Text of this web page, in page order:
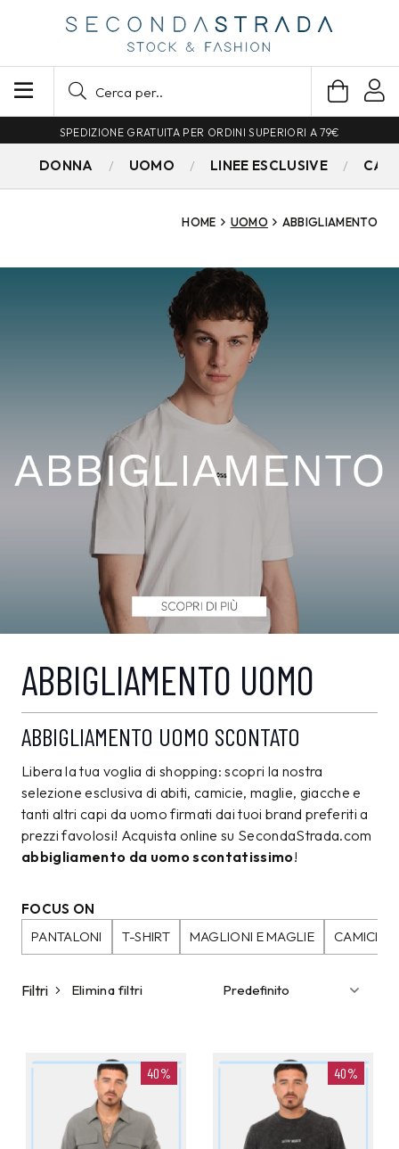
SPEDIZIONE GRATUITA PER ORDINI SUPERIORI A 79€
DONNA UOMO LINEE ESCLUSIVE
HOME UOMO ABBIGLIAMENTO
ABBIGLIAMENTO UOMO
ABBIGLIAMENTO UOMO SCONTATO
Libera la tua voglia di shopping: scopri la nostra
selezione esclusiva di abiti, camicie, maglie, giacche e
tanti altri capi da uomo firmati dai tuoi brand preferiti a
prezzi favolosi! Acquista online su SecondaStrada.com
abbigliamento da uomo scontatissimo!
FOCUS ON
PANTALONI
T-SHIRT MAGLIONI E MAGLIE CAMICIE
Filtri Elimina filtri
40% 40%